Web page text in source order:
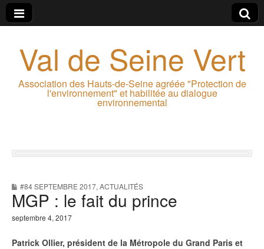
Val de Seine Vert
Association des Hauts-de-Seine agréée "Protection de
l'environnement" et habilitée au dialogue
environnemental
#84 SEPTEMBRE 2017, ACTUALITÉS
MGP : le fait du prince
septembre 4, 2017
Patrick Ollier, président de la Métropole du Grand Paris et